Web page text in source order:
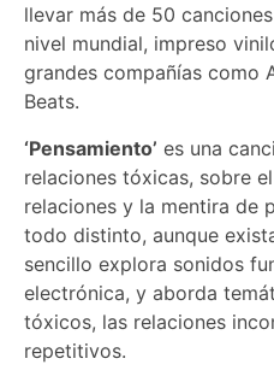
llevar más de 50
nivel mundial, impreso
grandes compañías como
Beats.
‘Pensamiento’ es una
relaciones tóxicas, sobre
relaciones y la mentira de
todo distinto, aunque
sencillo explora sonidos
electrónica, y aborda
tóxicos, las relaciones
repetitivos.